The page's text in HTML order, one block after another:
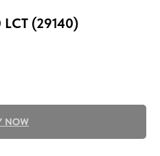
LCT (29140)
NOW